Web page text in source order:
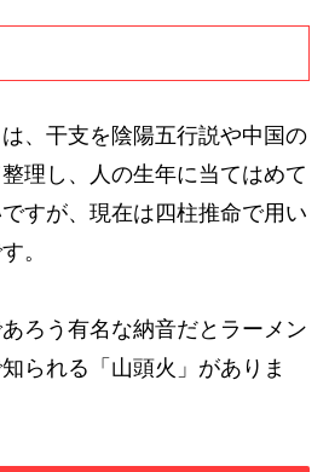
、干支を陰陽五行説や中国の
理し、人の生年に当てはめて
すが、現在は四柱推命で用い
。
ろう有名な納音だとラーメン
られる「山頭火」がありま